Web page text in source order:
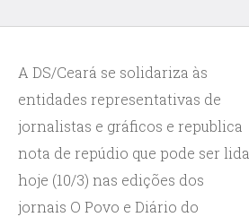
A DS/Ceará se solidariza às
entidades representativas de
jornalistas e gráficos e republica
nota de repúdio que pode ser lida
hoje (10/3) nas edições dos
jornais O Povo e Diário do